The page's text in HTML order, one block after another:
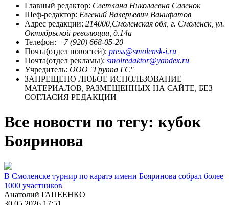
Главный редактор: Светлана Николаевна Савенок
Шеф-редактор: Евгений Валерьевич Ванифатов
Адрес редакции: 214000,Смоленская обл, г. Смоленск, ул.
Октябрьской революции, д.14а
Телефон: +7 (920) 668-05-20
Почта(отдел новостей): press@smolensk-i.ru
Почта(отдел рекламы): smolredaktor@yandex.ru
Учредитель: ООО "Группа ГС"
ЗАПРЕЩЕНО ЛЮБОЕ ИСПОЛЬЗОВАНИЕ
МАТЕРИАЛОВ, РАЗМЕЩЕННЫХ НА САЙТЕ, БЕЗ
СОГЛАСИЯ РЕДАКЦИИ
Все новости по тегу: кубок
Бояринова
В Смоленске турнир по каратэ имени Бояринова собрал более
1000 участников
Анатолий ГАПЕЕНКО